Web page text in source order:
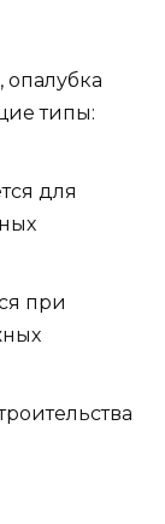
опалубка
типы:
для
при